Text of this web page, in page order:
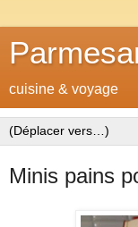
cuisine & voyage
Minis pains